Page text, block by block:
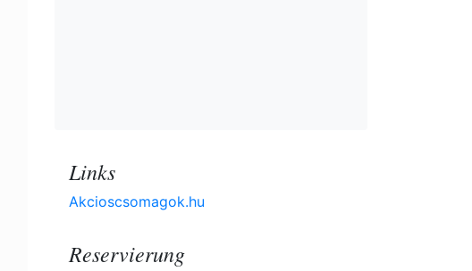
Links
Akcioscsomagok.hu
Reservierung